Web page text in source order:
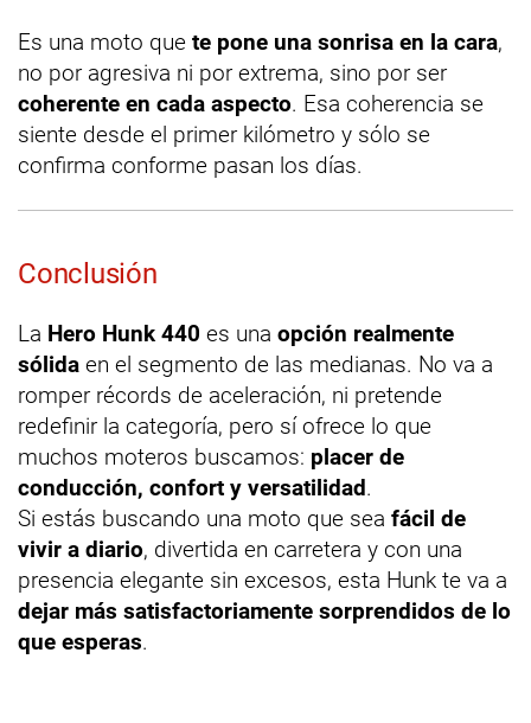
Es una moto que te pone una sonrisa en la cara,
no por agresiva ni por extrema, sino por ser
coherente en cada aspecto. Esa coherencia se
siente desde el primer kilómetro y sólo se
confirma conforme pasan los días.
Conclusión
La Hero Hunk 440 es una opción realmente
sólida en el segmento de las medianas. No va a
romper récords de aceleración, ni pretende
redefinir la categoría, pero sí ofrece lo que
muchos moteros buscamos: placer de
conducción, confort y versatilidad.
Si estás buscando una moto que sea fácil de
vivir a diario, divertida en carretera y con una
presencia elegante sin excesos, esta Hunk te va a
dejar más satisfactoriamente sorprendidos de lo
que esperas.